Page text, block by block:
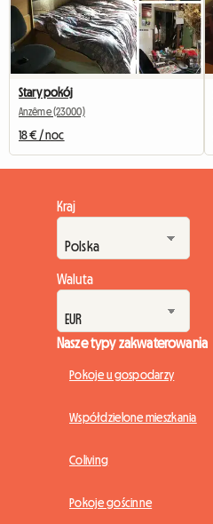
Stary pokój
Anzême (23000)
18 € / noc
Kraj
Waluta
Nasze typy zakwaterowania
Pokoje u gospodarzy
Współdzielone mieszkania
Coliving
Pokoje gościnne